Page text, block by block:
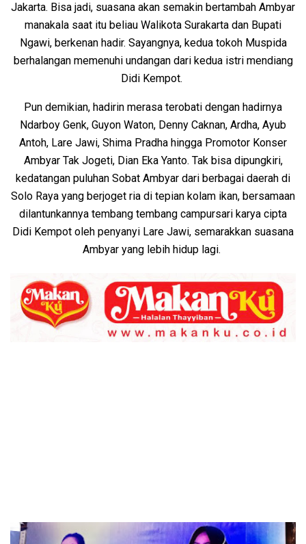
Jakarta. Bisa jadi, suasana akan semakin bertambah Ambyar
manakala saat itu beliau Walikota Surakarta dan Bupati
Ngawi, berkenan hadir. Sayangnya, kedua tokoh Muspida
berhalangan memenuhi undangan dari kedua istri mendiang
Didi Kempot.
Pun demikian, hadirin merasa terobati dengan hadirnya
Ndarboy Genk, Guyon Waton, Denny Caknan, Ardha, Ayub
Antoh, Lare Jawi, Shima Pradha hingga Promotor Konser
Ambyar Tak Jogeti, Dian Eka Yanto. Tak bisa dipungkiri,
kedatangan puluhan Sobat Ambyar dari berbagai daerah di
Solo Raya yang berjoget ria di tepian kolam ikan, bersamaan
dilantunkannya tembang tembang campursari karya cipta
Didi Kempot oleh penyanyi Lare Jawi, semarakkan suasana
Ambyar yang lebih hidup lagi.